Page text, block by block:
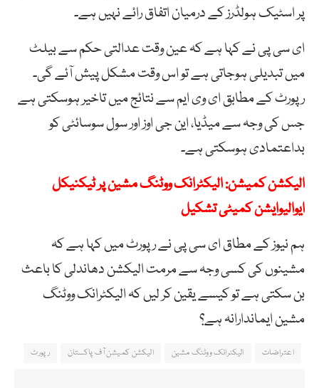
پر اسٹیک ہولڈرز کے درمیان اتفاق رائے نہیں ہے۔
ای سی پی نے کہا ہے کہ عین وقت عدالتی حکم سے بیلٹ
میں تبدیلی ہوجاتی ہے تو اس وقت مشکل پیش آئے گی۔
رپورٹ کے مطابق ای وی ایم سے نتائج میں تاخیر ہوسکتی ہے
جس کی وجہ سے میڈیا، این جی اوز اور سول سوسائٹی کو
بداعتمادی ہوسکتی ہے۔
الیکشن کمیشن: الیکٹرانک ووٹنگ مشین پر ٹیکنیکل
ایوالیوایشن کمیٹی تشکیل
ہم نیوز کے مطاق ای سی پی نے رپورٹ میں کہا ہے کہ
مشینوں کی کسی وجہ سے مرمت الیکشن دھاندلی کا باعث
بن سکتی ہے تو کیسے یقین کر لیں کہ الیکٹرانک ووٹنگ
مشین ایماندارانہ ہے؟
اعتراضات الیکٹرانک ووٹنگ مشین الیکشن کمیشن آف پاکستان رپورٹ